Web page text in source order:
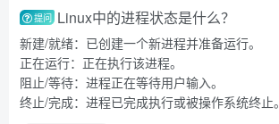
提问 Linux中的进程状态是什么？
新建/就绪：已创建一个新进程并准备运行。
正在运行：正在执行该进程。
阻止/等待：进程正在等待用户输入。
终止/完成：进程已完成执行或被操作系统终止。